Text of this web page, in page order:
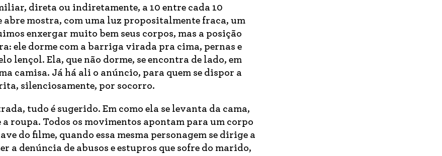
direta ou indiretamente, a 10 entre cada 10
abre mostra, com uma luz propositalmente fraca, um
enxergar muito bem seus corpos, mas a posição
ele dorme com a barriga virada pra cima, pernas e
lençol. Ela, que não dorme, se encontra de lado, em
camisa. Já há ali o anúncio, para quem se dispor a
silenciosamente, por socorro.
tudo é sugerido. Em como ela se levanta da cama,
a roupa. Todos os movimentos apontam para um corpo
do filme, quando essa mesma personagem se dirige a
a denúncia de abusos e estupros que sofre do marido,